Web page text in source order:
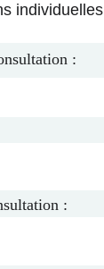
:
:
individuelles